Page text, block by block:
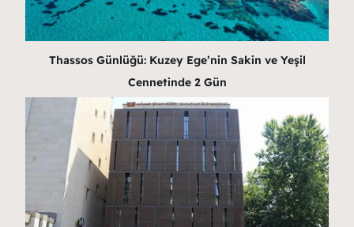
Thassos Günlüğü: Kuzey Ege’nin Sakin ve Yeşil
Cennetinde 2 Gün